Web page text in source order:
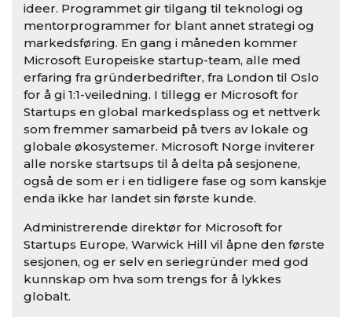
ideer. Programmet gir tilgang til teknologi og
mentorprogrammer for blant annet strategi og
markedsføring. En gang i måneden kommer
Microsoft Europeiske startup-team, alle med
erfaring fra gründerbedrifter, fra London til Oslo
for å gi 1:1-veiledning. I tillegg er Microsoft for
Startups en global markedsplass og et nettverk
som fremmer samarbeid på tvers av lokale og
globale økosystemer. Microsoft Norge inviterer
alle norske startsups til å delta på sesjonene,
også de som er i en tidligere fase og som kanskje
enda ikke har landet sin første kunde.
Administrerende direktør for Microsoft for
Startups Europe, Warwick Hill vil åpne den første
sesjonen, og er selv en seriegründer med god
kunnskap om hva som trengs for å lykkes
globalt.